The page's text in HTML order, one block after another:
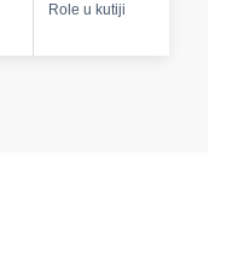
Role u kutiji